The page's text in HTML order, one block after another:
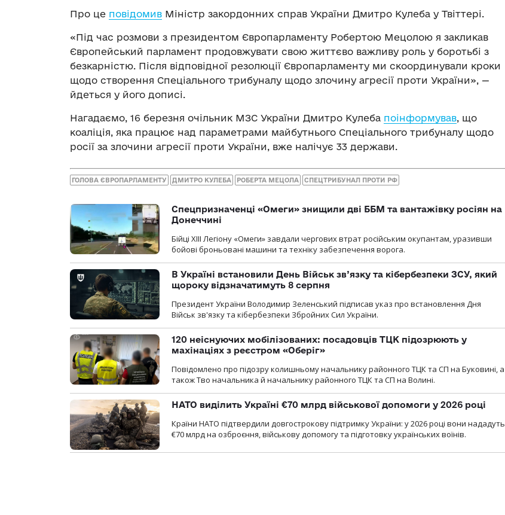
Про це повідомив Міністр закордонних справ України Дмитро Кулеба у Твіттері.
«Під час розмови з президентом Європарламенту Робертою Мецолою я закликав
Європейський парламент продовжувати свою життєво важливу роль у боротьбі з
безкарністю. Після відповідної резолюції Європарламенту ми скоординували кроки
щодо створення Спеціального трибуналу щодо злочину агресії проти України», —
йдеться у його дописі.
Нагадаємо, 16 березня очільник МЗС України Дмитро Кулеба поінформував, що
коаліція, яка працює над параметрами майбутнього Спеціального трибуналу щодо
росії за злочини агресії проти України, вже налічує 33 держави.
ГОЛОВА ЄВРОПАРЛАМЕНТУ ДМИТРО КУЛЕБА РОБЕРТА МЕЦОЛА СПЕЦТРИБУНАЛ ПРОТИ РФ
Спецпризначенці «Омеги» знищили дві ББМ та вантажівку росіян на
Донеччині
Бійці ХІІІ Легіону «Омеги» завдали чергових втрат російським окупантам, уразивши
бойові броньовані машини та техніку забезпечення ворога.
В Україні встановили День Військ зв’язку та кібербезпеки ЗСУ, який
щороку відзначатимуть 8 серпня
Президент України Володимир Зеленський підписав указ про встановлення Дня
Військ зв'язку та кібербезпеки Збройних Сил України.
120 неіснуючих мобілізованих: посадовців ТЦК підозрюють у
махінаціях з реєстром «Оберіг»
Повідомлено про підозру колишньому начальнику районного ТЦК та СП на Буковині, а
також Тво начальника й начальнику районного ТЦК та СП на Волині.
НАТО виділить Україні €70 млрд військової допомоги у 2026 році
Країни НАТО підтвердили довгострокову підтримку України: у 2026 році вони нададуть
€70 млрд на озброєння, військову допомогу та підготовку українських воїнів.